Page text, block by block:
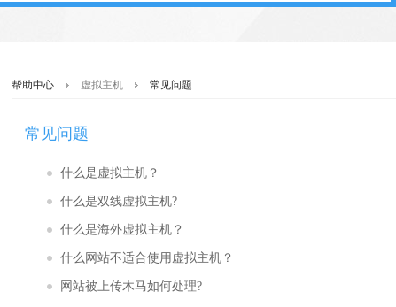
帮助中心 虚拟主机 常见问题
常见问题
什么是虚拟主机？
什么是双线虚拟主机?
什么是海外虚拟主机？
什么网站不适合使用虚拟主机？
网站被上传木马如何处理?